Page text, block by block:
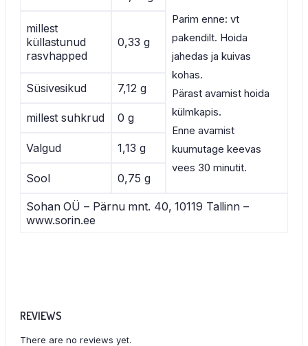
Parim enne: vt
pakendilt. Hoida
jahedas ja kuivas
kohas.
Pärast avamist hoida
külmkapis.
Enne avamist
kuumutage keevas
vees 30 minutit.
millest
küllastunud
rasvhapped
0,33 g
Süsivesikud 7,12 g
millest suhkrud 0 g
Valgud 1,13 g
Sool 0,75 g
Sohan OÜ – Pärnu mnt. 40, 10119 Tallinn –
www.sorin.ee
REVIEWS
There are no reviews yet.